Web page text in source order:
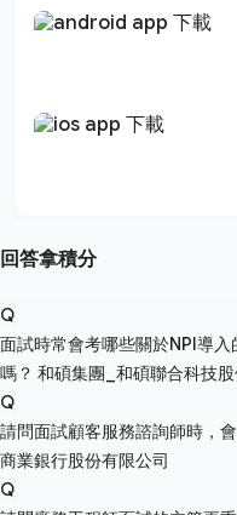
回答拿積分
Q
面試時常會考哪些關於NPI導
嗎？ 和碩集團_和碩聯合科技
Q
請問面試顧客服務諮詢師時，
商業銀行股份有限公司
Q